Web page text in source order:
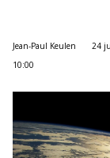
Jean-Paul Keulen
24
10:00